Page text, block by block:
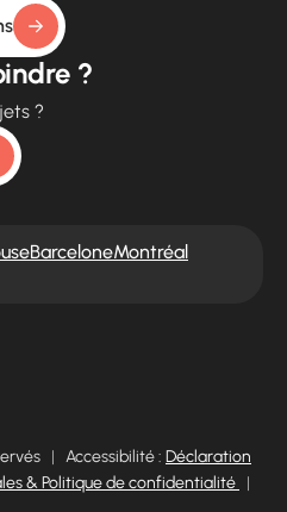
?
?
BarceloneMontréal
| Accessibilité : Déclaration
& Politique de confidentialité |